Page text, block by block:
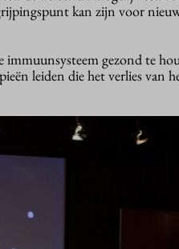
kan zijn voor
gezond te
leiden die het verlies van